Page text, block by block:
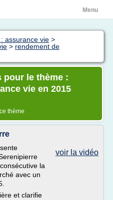
Menu
assurance vie >
> rendement de
pour le thème :
vie en 2015
thème
voir la vidéo
la
avec un
et clarifie